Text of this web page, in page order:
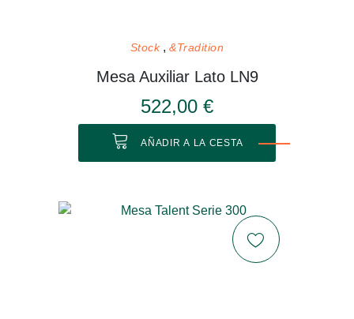
Stock &Tradition
Mesa Auxiliar Lato LN9
522,00 €
AÑADIR A LA CESTA